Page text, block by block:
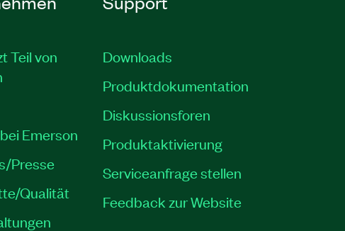
Teil von
Emerson
Presse
Qualität
Downloads
Produktdokumentation
Diskussionsforen
Produktaktivierung
Serviceanfrage stellen
Feedback zur Website